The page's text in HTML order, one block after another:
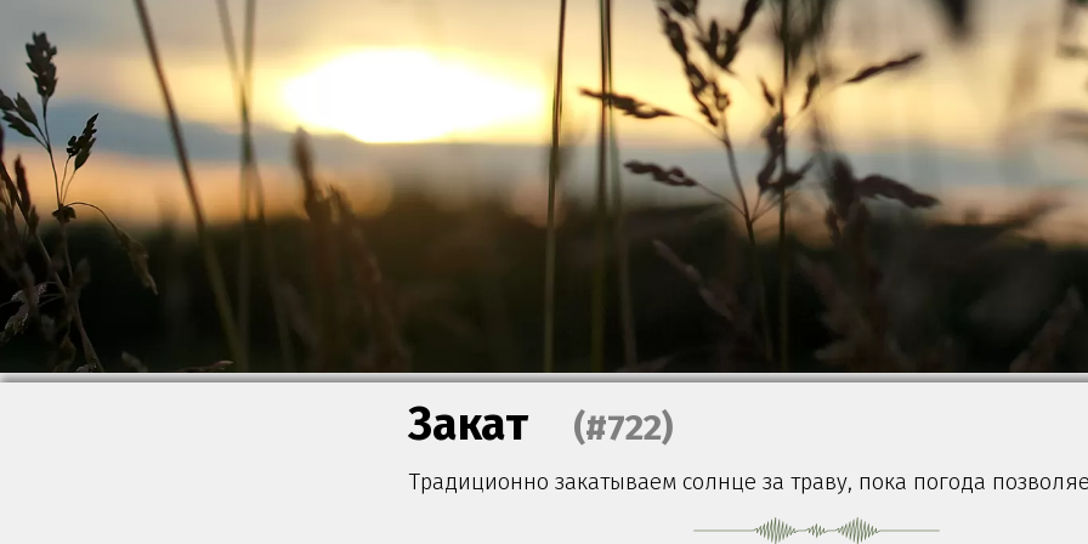
Закат (#722)
Традиционно закатываем солнце за траву, пока погода